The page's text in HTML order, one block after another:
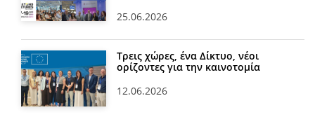
25.06.2026
Τρεις χώρες, ένα Δίκτυο, νέοι
ορίζοντες για την καινοτομία
12.06.2026